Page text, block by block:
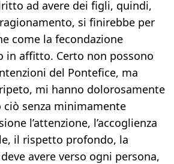
ad avere dei figli, quindi,
si finirebbe per
come la fecondazione
in affitto. Certo non possono
del Pontefice, ma
mi hanno dolorosamente
senza minimamente
l’attenzione, l’accoglienza
il rispetto profondo, la
avere verso ogni persona,